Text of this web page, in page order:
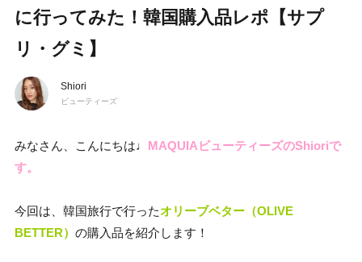
に行ってみた！韓国購入品レポ【サプ
リ・グミ】
Shiori
ビューティーズ
みなさん、こんにちは♩ MAQUIAビューティーズのShioriで
す。
今回は、韓国旅行で行ったオリーブベター（OLIVE
BETTER） の購入品を紹介します！